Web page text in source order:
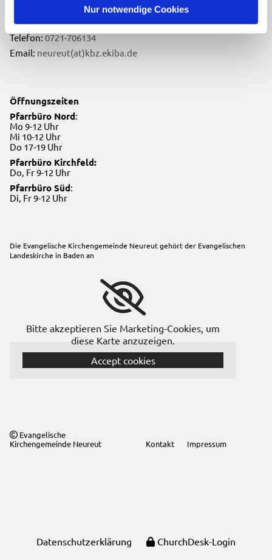
Nur notwendige Cookies
Neureuter Hauptstraße 260
76149 Karlsruhe
Telefon:0721-706134
Email: neureut(at)kbz.ekiba.de
Öffnungszeiten
Pfarrbüro Nord:
Mo 9-12 Uhr
Mi 10-12 Uhr
Do 17-19 Uhr
Pfarrbüro Kirchfeld:
Do, Fr 9-12 Uhr
Pfarrbüro Süd:
Di, Fr 9-12 Uhr
Die Evangelische Kirchengemeinde Neureut gehört der Evangelischen
Landeskirche in Baden an
Bitte akzeptieren Sie Marketing-Cookies, um
diese Karte anzuzeigen.
Accept cookies
 Evangelische
Kirchengemeinde Neureut
Kontakt Impressum
Datenschutzerklärung ChurchDesk-Login